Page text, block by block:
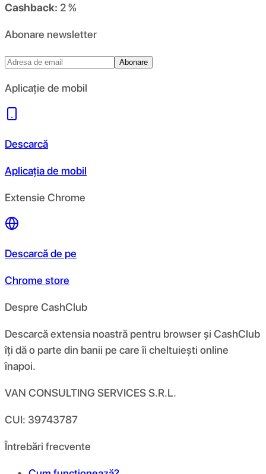
Cashback: 2 %
Abonare newsletter
Abonare
Aplicație de mobil
Descarcă
Aplicația de mobil
Extensie Chrome
Descarcă de pe
Chrome store
Despre CashClub
Descarcă extensia noastră pentru browser și CashClub
îți dă o parte din banii pe care îi cheltuiești online
înapoi.
VAN CONSULTING SERVICES S.R.L.
CUI: 39743787
Întrebări frecvente